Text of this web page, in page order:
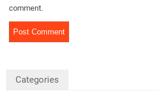
comment.
Categories